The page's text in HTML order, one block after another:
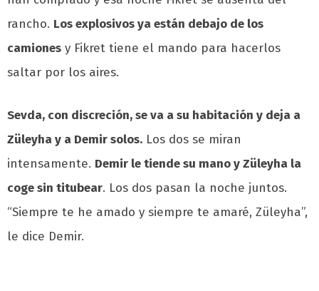
rancho. Los explosivos ya están debajo de los
camiones y Fikret tiene el mando para hacerlos
saltar por los aires.
Sevda, con discreción, se va a su habitación y deja a
Züleyha y a Demir solos. Los dos se miran
intensamente. Demir le tiende su mano y Züleyha la
coge sin titubear. Los dos pasan la noche juntos.
“Siempre te he amado y siempre te amaré, Züleyha”,
le dice Demir.